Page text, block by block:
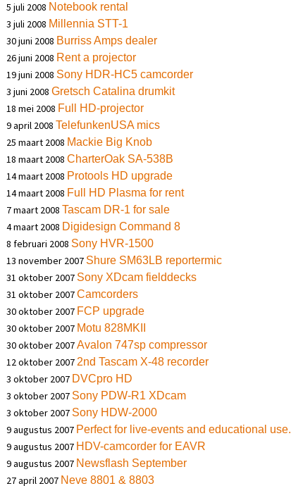
5 juli 2008 Notebook rental
3 juli 2008 Millennia STT-1
30 juni 2008 Burriss Amps dealer
26 juni 2008 Rent a projector
19 juni 2008 Sony HDR-HC5 camcorder
3 juni 2008 Gretsch Catalina drumkit
18 mei 2008 Full HD-projector
9 april 2008 TelefunkenUSA mics
25 maart 2008 Mackie Big Knob
18 maart 2008 CharterOak SA-538B
14 maart 2008 Protools HD upgrade
14 maart 2008 Full HD Plasma for rent
7 maart 2008 Tascam DR-1 for sale
4 maart 2008 Digidesign Command 8
8 februari 2008 Sony HVR-1500
13 november 2007 Shure SM63LB reportermic
31 oktober 2007 Sony XDcam fielddecks
31 oktober 2007Camcorders
30 oktober 2007 FCP upgrade
30 oktober 2007 Motu 828MKII
30 oktober 2007Avalon 747sp compressor
12 oktober 2007 2nd Tascam X-48 recorder
3 oktober 2007 DVCpro HD
3 oktober 2007 Sony PDW-R1 XDcam
3 oktober 2007 Sony HDW-2000
9 augustus 2007 Perfect for live-events and educational use.
9 augustus 2007 HDV-camcorder for EAVR
9 augustus 2007 Newsflash September
27 april 2007 Neve 8801 & 8803